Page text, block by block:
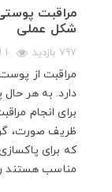
شکل عملی
797 بازدید 1
مراقبت از
دارد. به هر
برای انجام
ظریف صورت،
که برای
مناسب هستند